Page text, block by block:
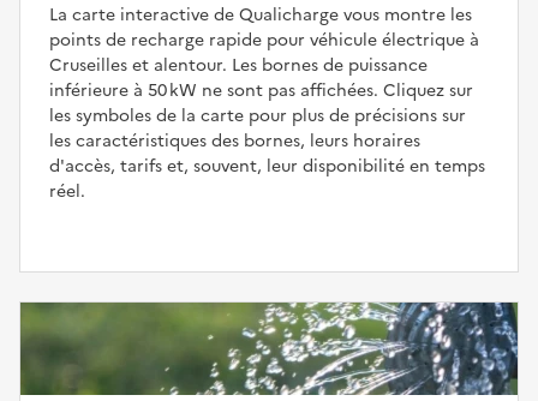
La carte interactive de Qualicharge vous montre les
points de recharge rapide pour véhicule électrique à
Cruseilles et alentour. Les bornes de puissance
inférieure à 50 kW ne sont pas affichées. Cliquez sur
les symboles de la carte pour plus de précisions sur
les caractéristiques des bornes, leurs horaires
d'accès, tarifs et, souvent, leur disponibilité en temps
réel.